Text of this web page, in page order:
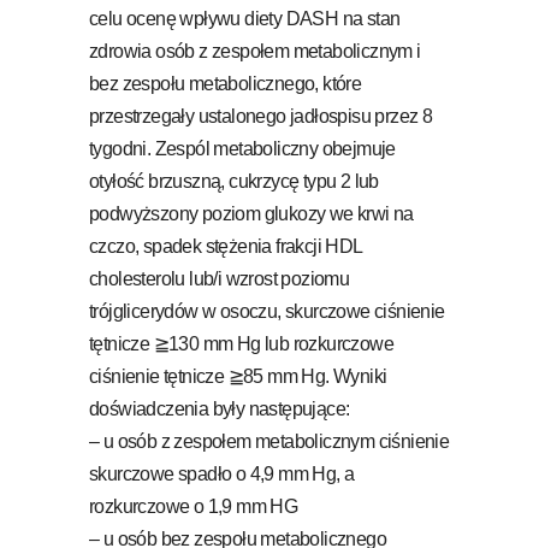
celu ocenę wpływu diety DASH na stan
zdrowia osób z zespołem metabolicznym i
bez zespołu metabolicznego, które
przestrzegały ustalonego jadłospisu przez 8
tygodni. Zespól metaboliczny obejmuje
otyłość brzuszną, cukrzycę typu 2 lub
podwyższony poziom glukozy we krwi na
czczo, spadek stężenia frakcji HDL
cholesterolu lub/i wzrost poziomu
trójglicerydów w osoczu, skurczowe ciśnienie
tętnicze ≧130 mm Hg lub rozkurczowe
ciśnienie tętnicze ≧85 mm Hg. Wyniki
doświadczenia były następujące:
– u osób z zespołem metabolicznym ciśnienie
skurczowe spadło o 4,9 mm Hg, a
rozkurczowe o 1,9 mm HG
– u osób bez zespołu metabolicznego